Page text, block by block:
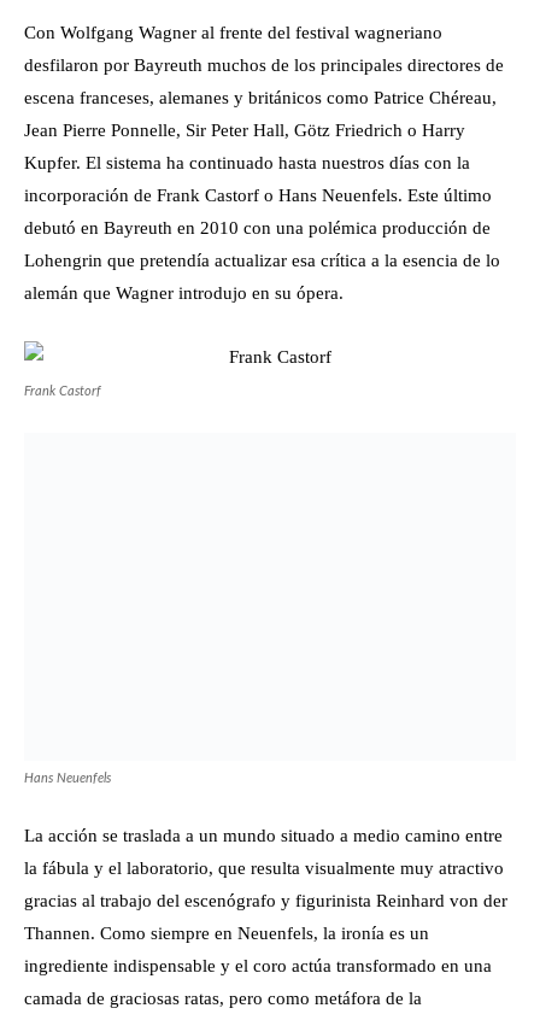
Con Wolfgang Wagner al frente del festival wagneriano
desfilaron por Bayreuth muchos de los principales directores de
escena franceses, alemanes y británicos como Patrice Chéreau,
Jean Pierre Ponnelle, Sir Peter Hall, Götz Friedrich o Harry
Kupfer. El sistema ha continuado hasta nuestros días con la
incorporación de Frank Castorf o Hans Neuenfels. Este último
debutó en Bayreuth en 2010 con una polémica producción de
Lohengrin que pretendía actualizar esa crítica a la esencia de lo
alemán que Wagner introdujo en su ópera.
Frank Castorf
Hans Neuenfels
La acción se traslada a un mundo situado a medio camino entre
la fábula y el laboratorio, que resulta visualmente muy atractivo
gracias al trabajo del escenógrafo y figurinista Reinhard von der
Thannen. Como siempre en Neuenfels, la ironía es un
ingrediente indispensable y el coro actúa transformado en una
camada de graciosas ratas, pero como metáfora de la